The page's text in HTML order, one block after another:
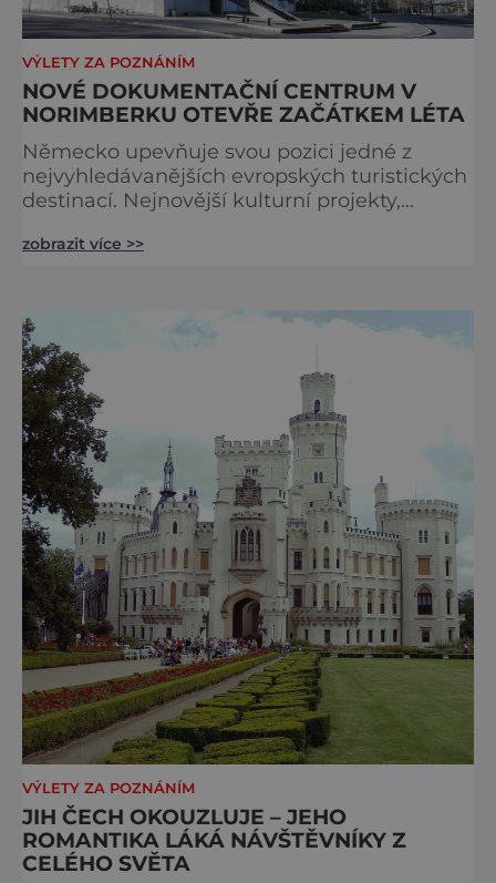
VÝLETY ZA POZNÁNÍM
NOVÉ DOKUMENTAČNÍ CENTRUM V
NORIMBERKU OTEVŘE ZAČÁTKEM LÉTA
Německo upevňuje svou pozici jedné z
nejvyhledávanějších evropských turistických
destinací. Nejnovější kulturní projekty,
rekonstrukce historických památek přitahují
moderní zážitky do jedinečné nabídky
turistických míst – přinášíme jejich výběr. Po
přibližně pětileté
zobrazit více >>
VÝLETY ZA POZNÁNÍM
JIH ČECH OKOUZLUJE – JEHO
ROMANTIKA LÁKÁ NÁVŠTĚVNÍKY Z
CELÉHO SVĚTA